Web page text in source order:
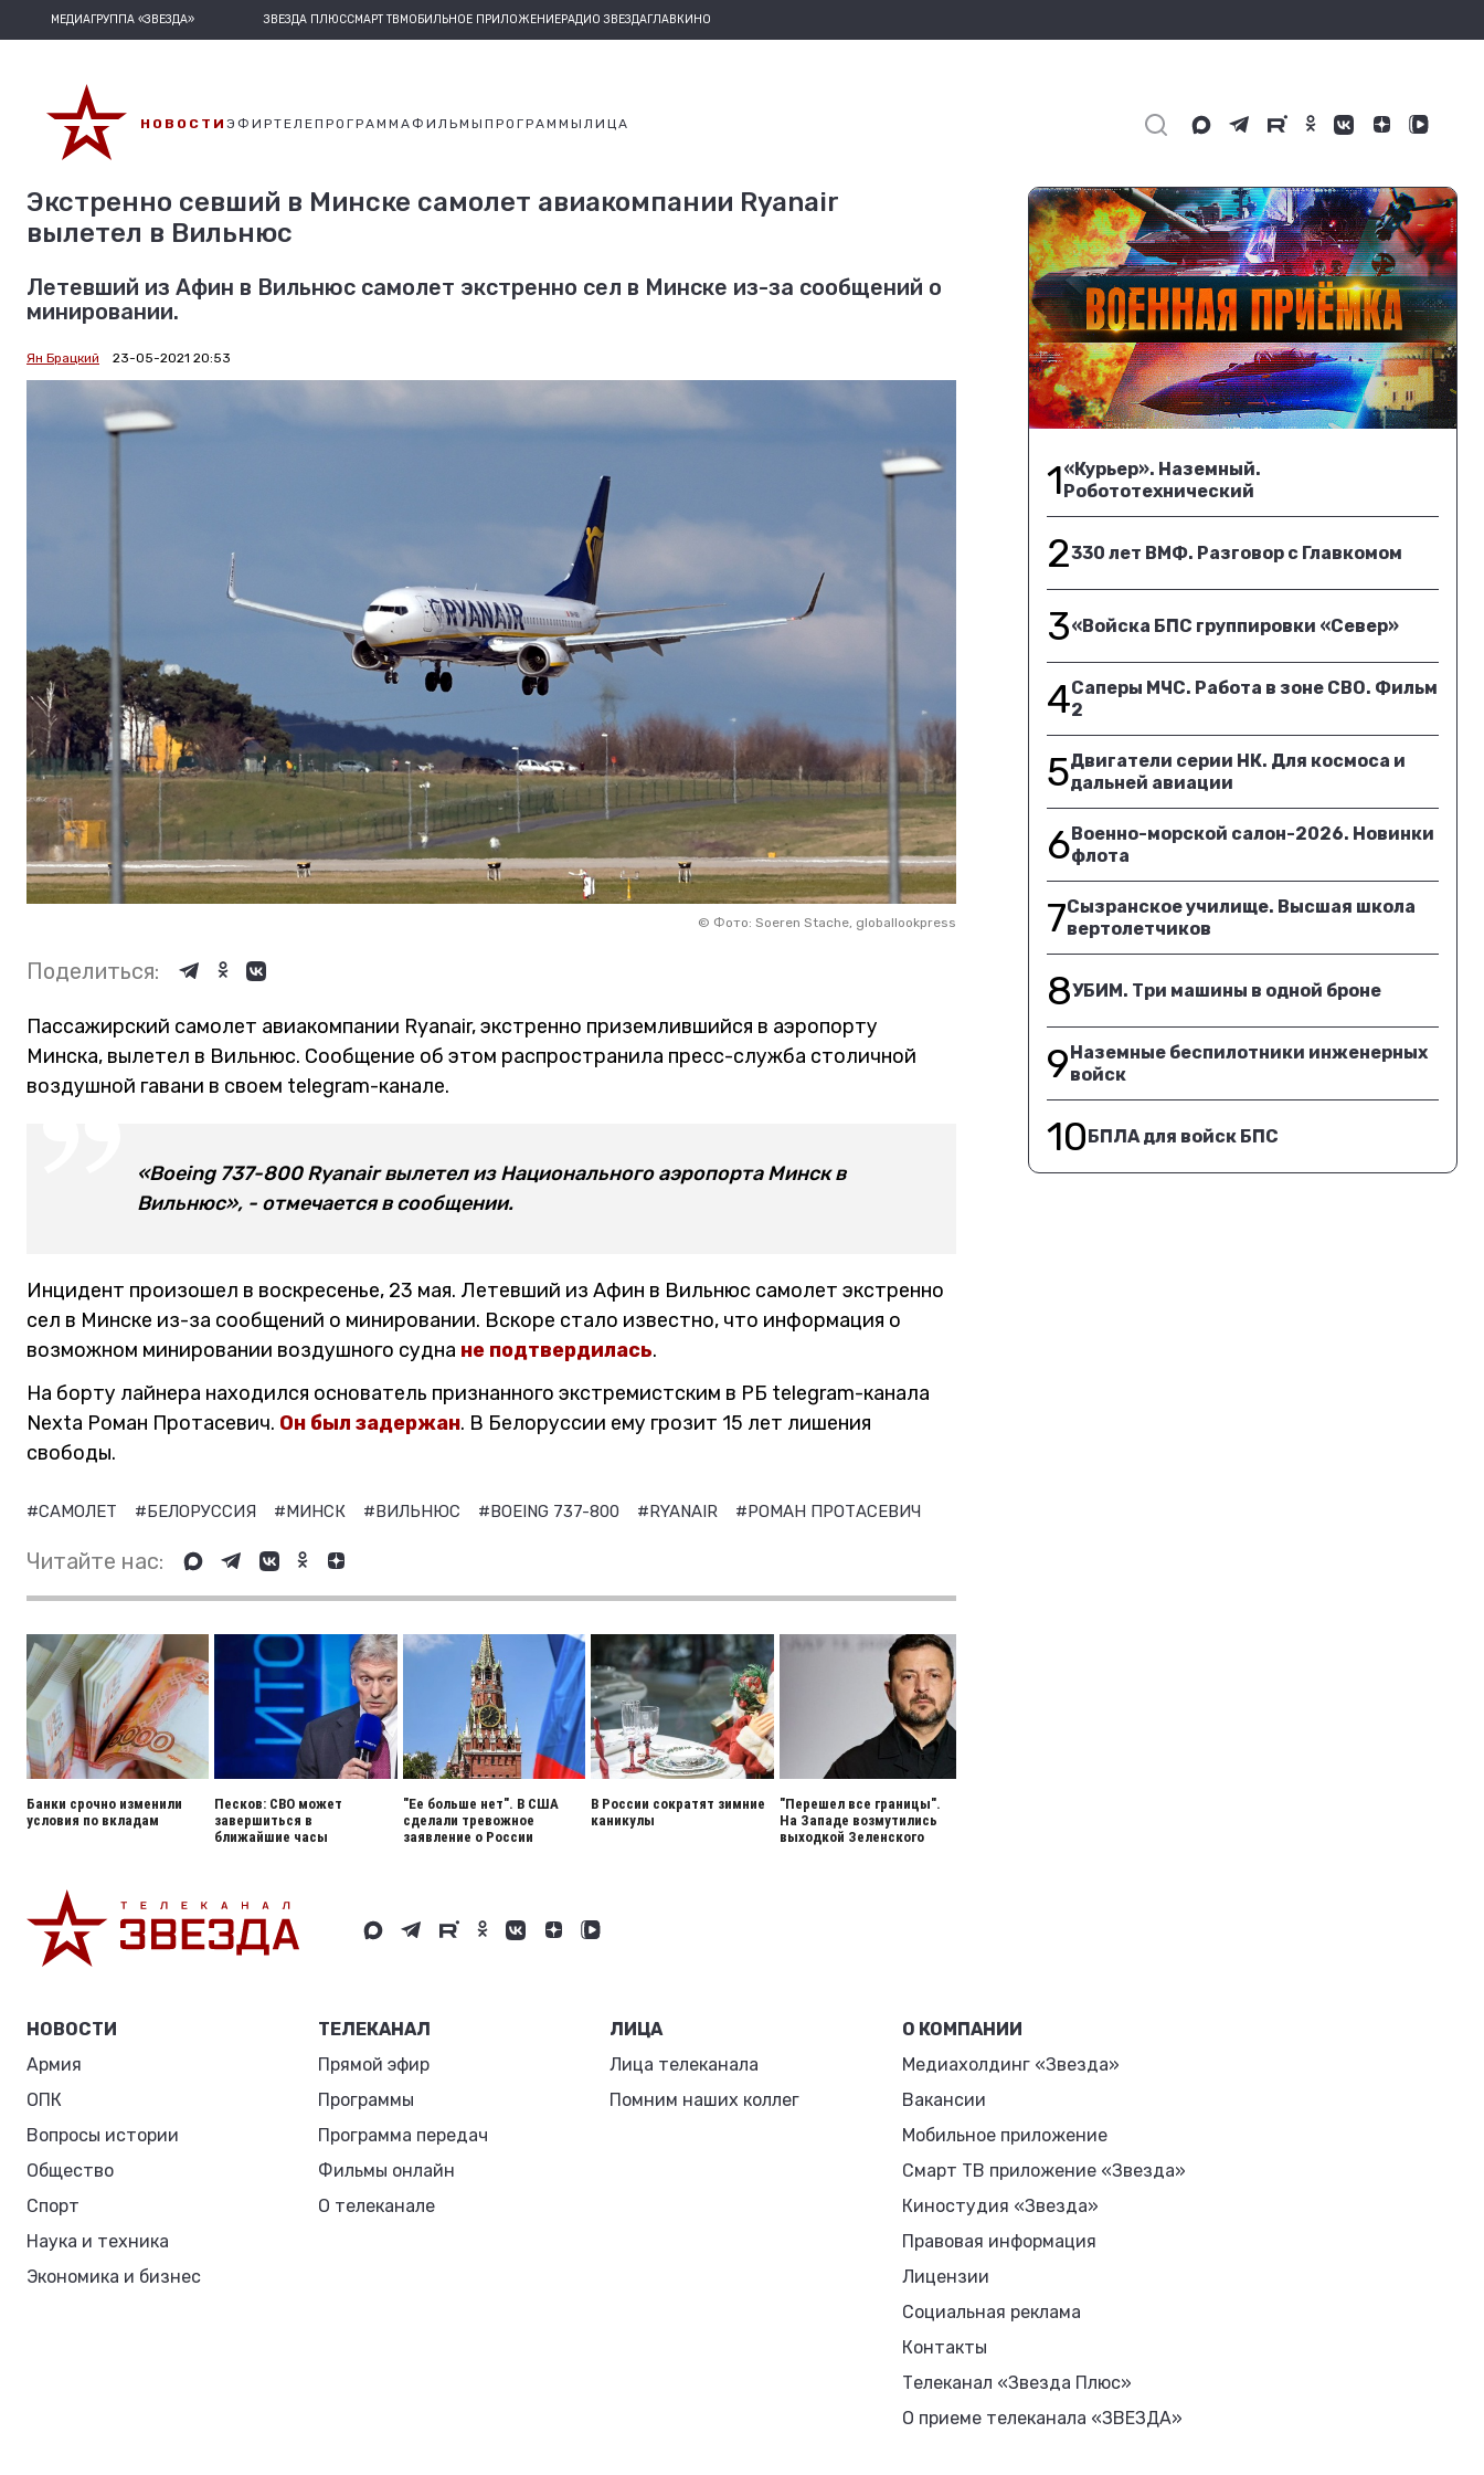
МЕДИАГРУППА «ЗВЕЗДА» ЗВЕЗДА ПЛЮССМАРТ ТВМОБИЛЬНОЕ ПРИЛОЖЕНИЕРАДИО ЗВЕЗДАГЛАВКИНО
НОВОСТИ ЭФИРТЕЛЕПРОГРАММАФИЛЬМЫ ПРОГРАММЫ ЛИЦА
Экстренно севший в Минске самолет авиакомпании Ryanair
вылетел в Вильнюс
Летевший из Афин в Вильнюс самолет экстренно сел в Минске из-за сообщений о
минировании.
Ян Брацкий 23-05-2021 20:53
© Фото: Soeren Stache, globallookpress
Поделиться:
Пассажирский самолет авиакомпании Ryanair, экстренно приземлившийся в аэропорту
Минска, вылетел в Вильнюс. Сообщение об этом распространила пресс-служба столичной
воздушной гавани в своем telegram-канале.
«Boeing 737-800 Ryanair вылетел из Национального аэропорта Минск в
Вильнюс», - отмечается в сообщении.
Инцидент произошел в воскресенье, 23 мая. Летевший из Афин в Вильнюс самолет экстренно
сел в Минске из-за сообщений о минировании. Вскоре стало известно, что информация о
возможном минировании воздушного судна не подтвердилась.
На борту лайнера находился основатель признанного экстремистским в РБ telegram-канала
Nexta Роман Протасевич. Он был задержан. В Белоруссии ему грозит 15 лет лишения
свободы.
#САМОЛЕТ #БЕЛОРУССИЯ #МИНСК #ВИЛЬНЮС #BOEING 737-800 #RYANAIR #РОМАН ПРОТАСЕВИЧ
Читайте нас:
Банки срочно изменили
условия по вкладам
Песков: СВО может
завершиться в
ближайшие часы
"Ее больше нет". В США
сделали тревожное
заявление о России
В России сократят зимние
каникулы
"Перешел все границы".
На Западе возмутились
выходкой Зеленского
1«Курьер». Наземный.
Робототехнический
2330 лет ВМФ. Разговор с Главкомом
3«Войска БПС группировки «Север»
4Саперы МЧС. Работа в зоне СВО. Фильм
2
5Двигатели серии НК. Для космоса и
дальней авиации
6Военно-морской салон-2026. Новинки
флота
7Сызранское училище. Высшая школа
вертолетчиков
8УБИМ. Три машины в одной броне
9Наземные беспилотники инженерных
войск
10БПЛА для войск БПС
НОВОСТИ
Армия
ОПК
Вопросы истории
Общество
Спорт
Наука и техника
Экономика и бизнес
ТЕЛЕКАНАЛ
Прямой эфир
Программы
Программа передач
Фильмы онлайн
О телеканале
ЛИЦА
Лица телеканала
Помним наших коллег
О КОМПАНИИ
Медиахолдинг «Звезда»
Вакансии
Мобильное приложение
Смарт ТВ приложение «Звезда»
Киностудия «Звезда»
Правовая информация
Лицензии
Социальная реклама
Контакты
Телеканал «Звезда Плюс»
О приеме телеканала «ЗВЕЗДА»